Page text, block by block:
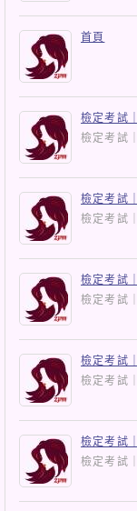
首頁
檢定考試
檢定考試
檢定考試
檢定考試
檢定考試
檢定考試
檢定考試
檢定考試
檢定考試
檢定考試